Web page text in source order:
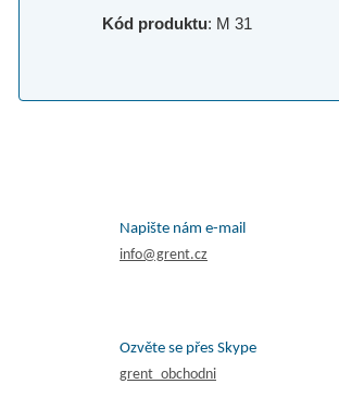
Kód produktu: M 31
Napište nám e-mail
info@grent.cz
Ozvěte se přes Skype
grent_obchodni